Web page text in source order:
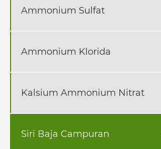
Ammonium Sulfat
Ammonium Klorida
Kalsium Ammonium Nitrat
Siri Baja Campuran